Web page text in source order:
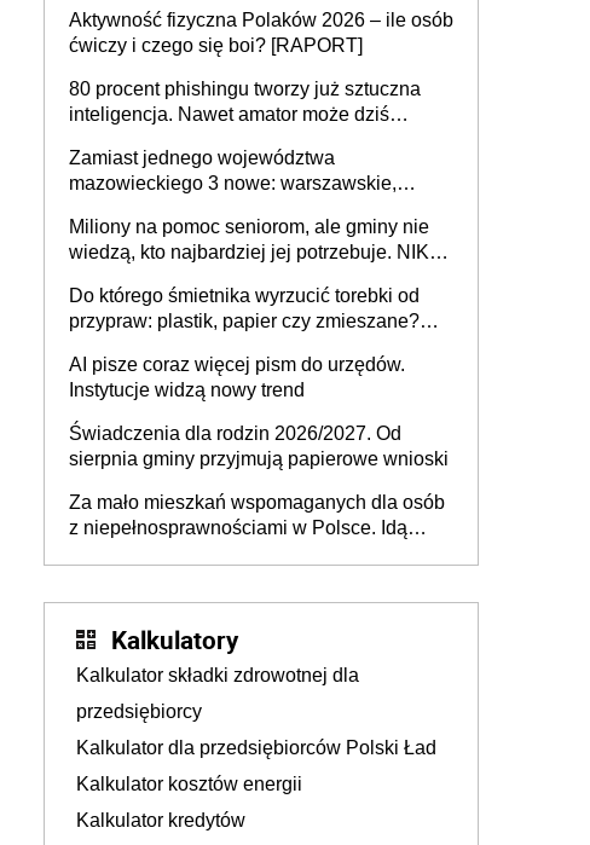
rozstrzygać sprawy
Aktywność fizyczna Polaków 2026 – ile osób
ćwiczy i czego się boi? [RAPORT]
80 procent phishingu tworzy już sztuczna
inteligencja. Nawet amator może dziś
Zamiast jednego województwa
mazowieckiego 3 nowe: warszawskie,
Europie nie ma tak dużych jednostek
stołecznych
Miliony na pomoc seniorom, ale gminy nie
wiedzą, kto najbardziej jej potrzebuje. NIK
Do którego śmietnika wyrzucić torebki od
przypraw: plastik, papier czy zmieszane?
AI pisze coraz więcej pism do urzędów.
Instytucje widzą nowy trend
Świadczenia dla rodzin 2026/2027. Od
sierpnia gminy przyjmują papierowe wnioski
Za mało mieszkań wspomaganych dla osób
z niepełnosprawnościami w Polsce. Idą
Kalkulatory
Kalkulator składki zdrowotnej dla
przedsiębiorcy
Kalkulator dla przedsiębiorców Polski Ład
Kalkulator kosztów energii
Kalkulator kredytów